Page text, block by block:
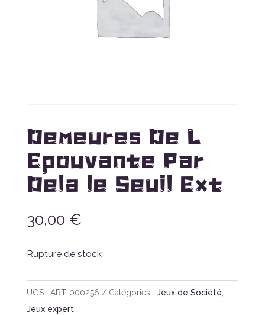
Demeures De L
Epouvante Par
Dela le Seuil Ext
30,00 €
Rupture de stock
UGS : ART-000256 Catégories : Jeux de Société,
Jeux expert